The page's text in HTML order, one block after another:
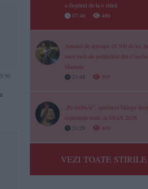
a dispărut de la o stână
07:46
486
Amenzi de aproape 18.500 de lei,
unor razii ale polițiștilor din
Mamaia
21:48
395
„Pe limba ta”, spectacol bilingv
experiențe reale, la SEAS 2026
21:29
409
VEZI TOATE STIRILE